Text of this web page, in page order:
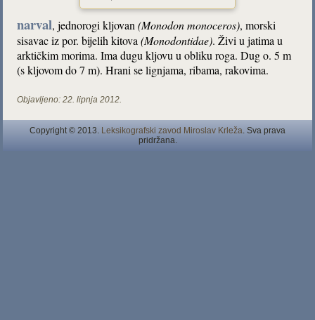
narval, jednorogi kljovan(Monodon monoceros), morski
sisavac iz por. bijelih kitova(Monodontidae). Živi u jatima u
arktičkim morima. Ima dugu kljovu u obliku roga. Dug o. 5 m
(s kljovom do 7 m). Hrani se lignjama, ribama, rakovima.
Objavljeno: 22. lipnja 2012.
Copyright © 2013. Leksikografski zavod Miroslav Krleža. Sva prava
pridržana.